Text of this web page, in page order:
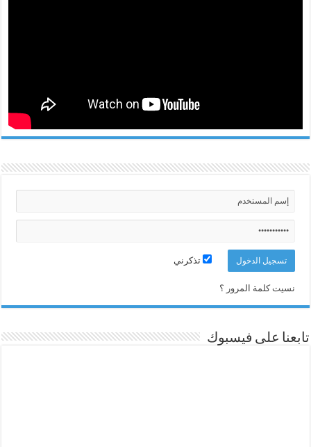
تذكرني
نسيت كلمة المرور ؟
تابعنا على فيسبوك